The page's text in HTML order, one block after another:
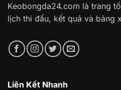
Keobongda24.com là trang
lịch thi đấu, kết quả và bảng
Liên Kết Nhanh